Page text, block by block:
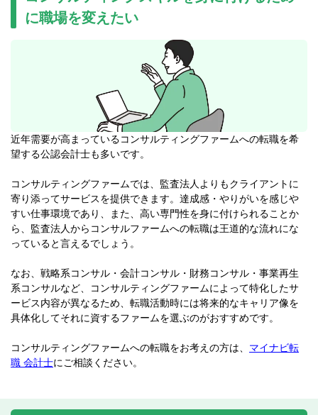
に職場を変えたい
近年需要が高まっているコンサルティングファームへの転職を希
望する公認会計士も多いです。
コンサルティングファームでは、監査法人よりもクライアントに
寄り添ってサービスを提供できます。達成感・やりがいを感じや
すい仕事環境であり、また、高い専門性を身に付けられることか
ら、監査法人からコンサルファームへの転職は王道的な流れにな
っていると言えるでしょう。
なお、戦略系コンサル・会計コンサル・財務コンサル・事業再生
系コンサルなど、コンサルティングファームによって特化したサ
ービス内容が異なるため、転職活動時には将来的なキャリア像を
具体化してそれに資するファームを選ぶのがおすすめです。
コンサルティングファームへの転職をお考えの方は、 マイナビ転
職 会計士にご相談ください。